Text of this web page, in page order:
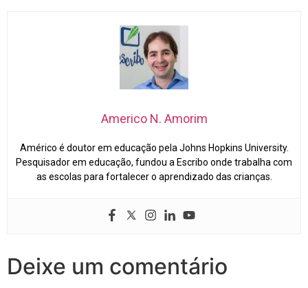
Americo N. Amorim
Américo é doutor em educação pela Johns Hopkins University.
Pesquisador em educação, fundou a Escribo onde trabalha com
as escolas para fortalecer o aprendizado das crianças.
Deixe um comentário